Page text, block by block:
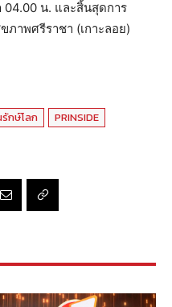
04.00 น. และสิ้นสุดการ
าพศรีราชา (เกาะลอย)
รักษ์โลก
PRINSIDE